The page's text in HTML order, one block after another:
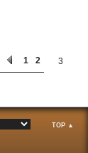
1 2 3
TOP ▲